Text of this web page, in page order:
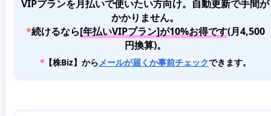
VIPプランを月払いで使いたい方向け。自動更新で手間が
かかりません。
*続けるなら[年払いVIPプラン]が10%お得です(月4,500
円換算)。
*【株Biz】からメールが届くか事前チェックできます。